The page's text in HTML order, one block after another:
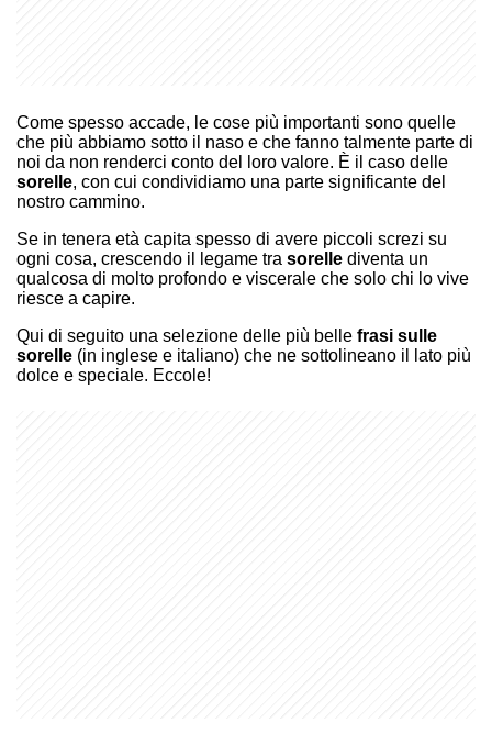
Come spesso accade, le cose più importanti sono quelle
che più abbiamo sotto il naso e che fanno talmente parte di
noi da non renderci conto del loro valore. È il caso delle
sorelle, con cui condividiamo una parte significante del
nostro cammino.
Se in tenera età capita spesso di avere piccoli screzi su
ogni cosa, crescendo il legame tra sorelle diventa un
qualcosa di molto profondo e viscerale che solo chi lo vive
riesce a capire.
Qui di seguito una selezione delle più belle frasi sulle
sorelle (in inglese e italiano) che ne sottolineano il lato più
dolce e speciale. Eccole!